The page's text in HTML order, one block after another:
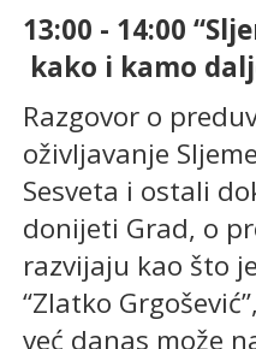
13:00 - 14:00
kako i kamo
Razgovor o
oživljavanje
Sesveta i ostali
donijeti Grad, o
razvijaju kao što
“Zlatko
već danas može